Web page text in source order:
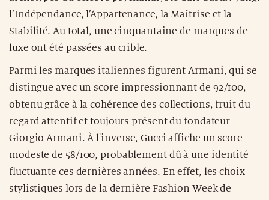
l’Indépendance, l’Appartenance, la Maîtrise et la
Stabilité. Au total, une cinquantaine de marques de
luxe ont été passées au crible.
Parmi les marques italiennes figurent Armani, qui se
distingue avec un score impressionnant de 92/100,
obtenu grâce à la cohérence des collections, fruit du
regard attentif et toujours présent du fondateur
Giorgio Armani. À l'inverse, Gucci affiche un score
modeste de 58/100, probablement dû à une identité
fluctuante ces dernières années. En effet, les choix
stylistiques lors de la dernière Fashion Week de